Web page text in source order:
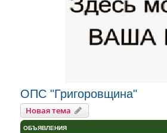
ОПС "Григоровщина"
Новая тема
ОБЪЯВЛЕНИЯ